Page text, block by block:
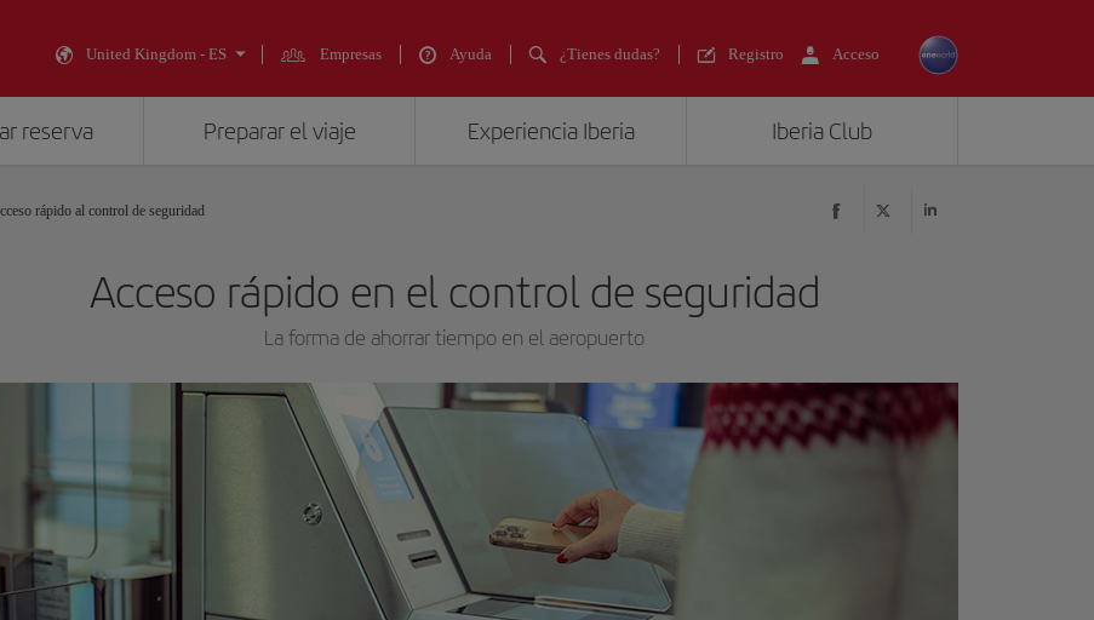
United Kingdom - ES Empresas Ayuda ¿Tienes dudas? Registro Acceso
reserva Preparar el viaje Experiencia Iberia Iberia Club
rápido al control de seguridad
Acceso rápido en el control de seguridad
La forma de ahorrar tiempo en el aeropuerto